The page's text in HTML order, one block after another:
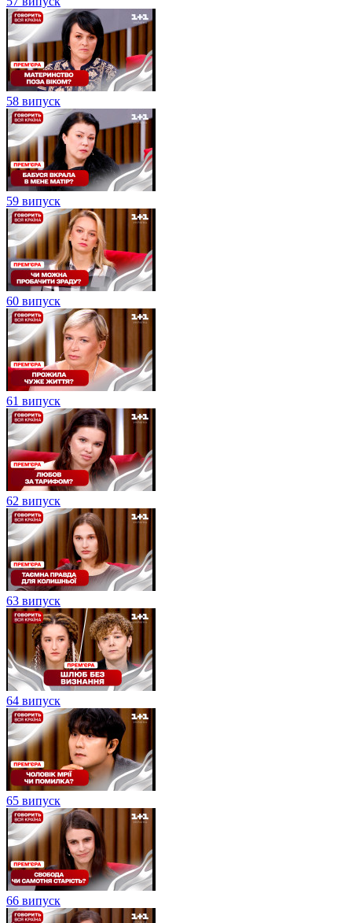
58 випуск
59 випуск
60 випуск
61 випуск
62 випуск
63 випуск
64 випуск
65 випуск
66 випуск